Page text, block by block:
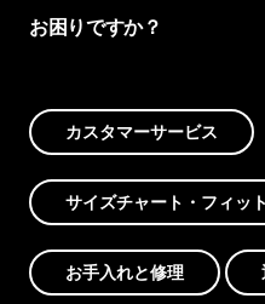
お困りですか？
カスタマーサービス
サイズチャート・フィッ
お手入れと修理